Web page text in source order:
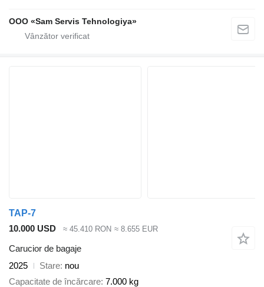
OOO «Sam Servis Tehnologiya»
TAP-7
10.000 USD
≈ 45.410 RON ≈ 8.655 EUR
Carucior de bagaje
2025
Stare nou
Capacitate de încărcare 7.000 kg